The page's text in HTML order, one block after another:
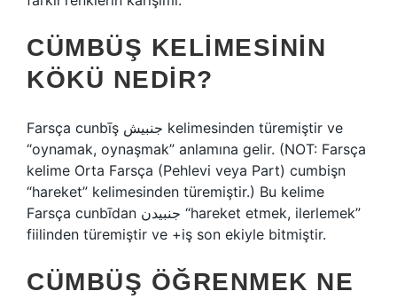
CÜMBÜŞ KELIMESININ
KÖKÜ NEDIR?
Farsça cunbīş جنبيش kelimesinden türemiştir ve
“oynamak, oynaşmak” anlamına gelir. (NOT: Farsça
kelime Orta Farsça (Pehlevi veya Part) cumbişn
“hareket” kelimesinden türemiştir.) Bu kelime
Farsça cunbīdan جنبيدن “hareket etmek, ilerlemek”
fiilinden türemiştir ve +iş son ekiyle bitmiştir.
CÜMBÜŞ ÖĞRENMEK NE